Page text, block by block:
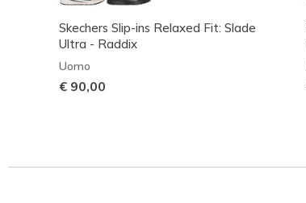
Skechers Slip-ins Relaxed Fit: Slade
Ultra - Raddix
Uomo
€ 90,00